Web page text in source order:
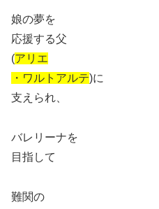
娘の夢を
応援する父
(アリエ
・ワルトアルテ)に
支えられ、
バレリーナを
目指して
難関の